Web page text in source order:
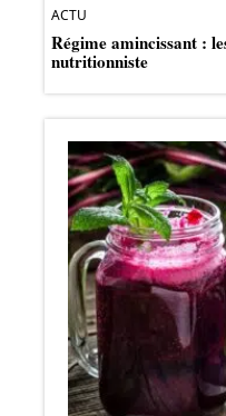
ACTU
Régime amincissant :
nutritionniste